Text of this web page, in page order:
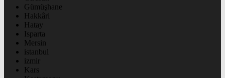
Gümüşhane
Hakkâri
Hatay
Isparta
Mersin
istanbul
izmir
Kars